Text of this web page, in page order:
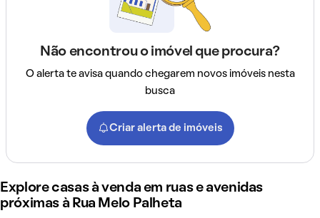
Não encontrou o imóvel que procura?
O alerta te avisa quando chegarem novos imóveis nesta
busca
Criar alerta de imóveis
Explore casas à venda em ruas e avenidas
próximas à Rua Melo Palheta